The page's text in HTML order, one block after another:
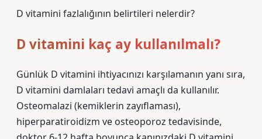
D vitamini fazlalığının belirtileri nelerdir?
D vitamini kaç ay kullanılmalı?
Günlük D vitamini ihtiyacınızı karşılamanın yanı sıra,
D vitamini damlaları tedavi amaçlı da kullanılır.
Osteomalazi (kemiklerin zayıflaması),
hiperparatiroidizm ve osteoporoz tedavisinde,